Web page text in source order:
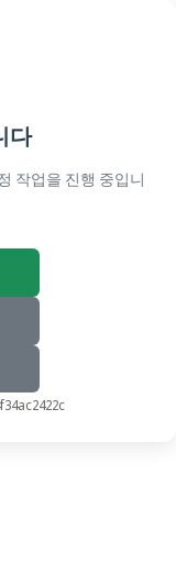
다
작업을 진행 중입니